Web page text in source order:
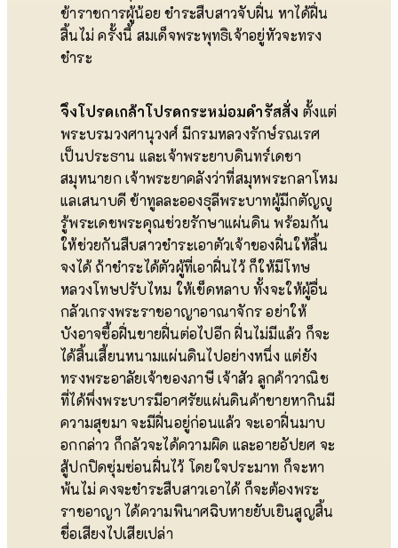
ข้าราชการผู้น้อย ชำระสืบสาวจับฝิ่น หาได้ฝิ่น
สิ้นไม่ ครั้งนี้ สมเด็จพระพุทธิเจ้าอยู่หัวจะทรง
ชำระ
จึงโปรดเกล้าโปรดกระหม่อมดำรัสสั่ง ตั้งแต่
พระบรมวงศานุวงศ์ มีกรมหลวงรักษ์รณเรศ
เป็นประธาน และเจ้าพระยาบดินทร์เดชา
สมุหนายก เจ้าพระยาคลังว่าที่สมุหพระกลาโหม
แลเสนาบดี ข้าทูลละอองธุลีพระบาทผู้มีกตัญญู
รู้พระเดชพระคุณช่วยรักษาแผ่นดิน พร้อมกัน
ให้ช่วยกันสืบสาวชำระเอาตัวเจ้าของฝิ่นให้สิ้น
จงได้ ถ้าชำระได้ตัวผู้ที่เอาฝิ่นไว้ ก็ให้มีโทษ
หลวงโทษปรับไหม ให้เข็ดหลาบ ทั้งจะให้ผู้อื่น
กลัวเกรงพระราชอาญาอาณาจักร อย่าให้
บังอาจซื้อฝิ่นขายฝิ่นต่อไปอีก ฝิ่นไม่มีแล้ว ก็จะ
ได้สิ้นเสี้ยนหนามแผ่นดินไปอย่างหนึ่ง แต่ยัง
ทรงพระอาลัยเจ้าของภาษี เจ้าสัว ลูกค้าวาณิช
ที่ได้พึ่งพระบารมีอาศรัยแผ่นดินค้าขายหากินมี
ความสุขมา จะมีฝิ่นอยู่ก่อนแล้ว จะเอาฝิ่นมาบ
อกกล่าว ก็กลัวจะได้ความผิด และอายอัปยศ จะ
สู้ปกปิดซุ่มซ่อนฝิ่นไว้ โดยใจประมาท ก็จะหา
พ้นไม่ คงจะชำระสืบสาวเอาได้ ก็จะต้องพระ
ราชอาญา ได้ความพินาศฉิบหายยับเยินสูญสิ้น
ชื่อเสียงไปเสียเปล่า